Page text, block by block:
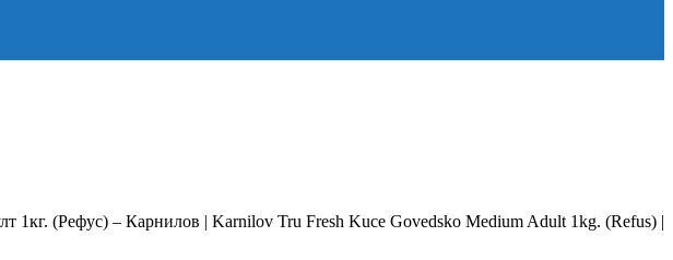
(Рефус) – Карнилов | Karnilov Tru Fresh Kuce Govedsko Medium Adult 1kg. (Refus) |